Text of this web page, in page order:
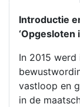
Introductie
‘Opgesloten
In 2015 werd
vastloop en
in de